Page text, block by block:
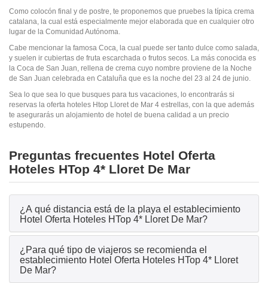
Como colocón final y de postre, te proponemos que pruebes la típica crema
catalana, la cual está especialmente mejor elaborada que en cualquier otro
lugar de la Comunidad Autónoma.
Cabe mencionar la famosa Coca, la cual puede ser tanto dulce como salada,
y suelen ir cubiertas de fruta escarchada o frutos secos. La más conocida es
la Coca de San Juan, rellena de crema cuyo nombre proviene de la Noche
de San Juan celebrada en Cataluña que es la noche del 23 al 24 de junio.
Sea lo que sea lo que busques para tus vacaciones, lo encontrarás si
reservas la oferta hoteles Htop Lloret de Mar 4 estrellas, con la que además
te asegurarás un alojamiento de hotel de buena calidad a un precio
estupendo.
Preguntas frecuentes Hotel Oferta
Hoteles HTop 4* Lloret De Mar
¿A qué distancia está de la playa el establecimiento
Hotel Oferta Hoteles HTop 4* Lloret De Mar?
¿Para qué tipo de viajeros se recomienda el
establecimiento Hotel Oferta Hoteles HTop 4* Lloret
De Mar?